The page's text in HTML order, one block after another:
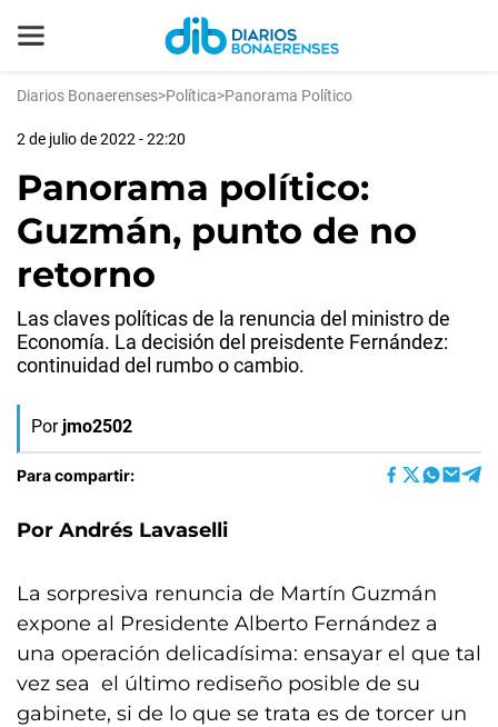
Diarios Bonaerenses>Política>Panorama Político
2 de julio de 2022 - 22:20
Panorama político:
Guzmán, punto de no
retorno
Las claves políticas de la renuncia del ministro de
Economía. La decisión del preisdente Fernández:
continuidad del rumbo o cambio.
Por jmo2502
Para compartir:
Por Andrés Lavaselli
La sorpresiva renuncia de Martín Guzmán
expone al Presidente Alberto Fernández a
una operación delicadísima: ensayar el que tal
vez sea el último rediseño posible de su
gabinete, si de lo que se trata es de torcer un